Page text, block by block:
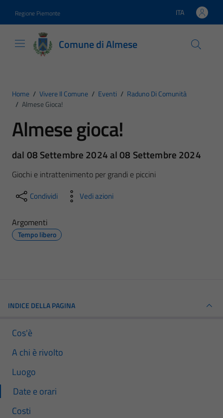
Regione Piemonte Lingua attiva:
ITA
Comune di Almese
Home / Vivere Il Comune / Eventi / Raduno Di Comunità
/ Almese Gioca!
Almese gioca!
dal 08 Settembre 2024 al 08 Settembre 2024
Giochi e intrattenimento per grandi e piccini
Condividi Vedi azioni
Argomenti
Tempo libero
INDICE DELLA PAGINA
Cos'è
A chi è rivolto
Luogo
Date e orari
Costi